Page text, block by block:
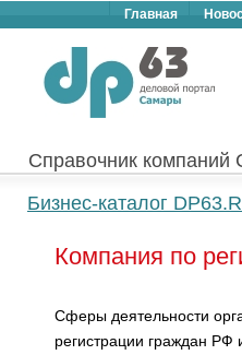
Главная
Справочник компаний
Бизнес-каталог
Компания по
Сферы деятельности
регистрации граждан